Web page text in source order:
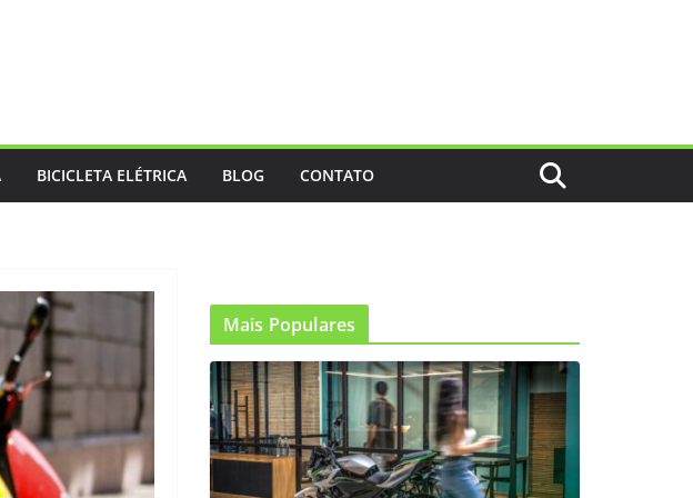
BICICLETA ELÉTRICA BLOG CONTATO
Mais Populares